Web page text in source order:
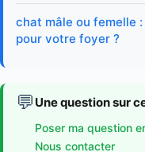
chat mâle ou femelle
pour votre foyer ?
💬 Une question sur
Poser ma question
Nous contacter